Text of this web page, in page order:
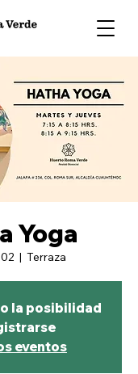
Yoga
  |
Terraza
la posibilidad
eventos